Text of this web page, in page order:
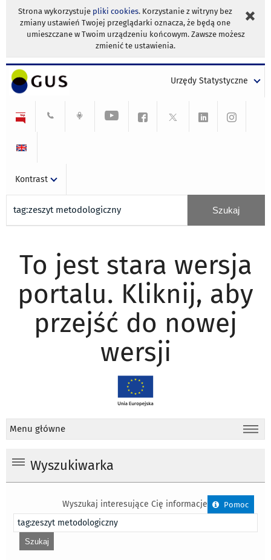
Strona wykorzystuje pliki cookies. Korzystanie z witryny bez
zmiany ustawień Twojej przeglądarki oznacza, że będą one
umieszczane w Twoim urządzeniu końcowym. Zawsze możesz
zmienić te ustawienia.
Urzędy Statystyczne
Kontrast
To jest stara wersja
portalu. Kliknij, aby
przejść do nowej
wersji
Menu główne
Wyszukiwarka
Pomoc
Wyszukaj interesujące Cię informacje